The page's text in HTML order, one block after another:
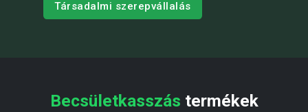
Társadalmi szerepvállalás
Becsületkasszás termékek